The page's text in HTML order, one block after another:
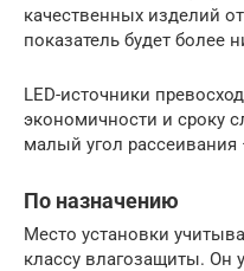
качественных изделий
показатель будет более
LED-источники
экономичности и сроку
малый угол рассеивания
По назначению
Место установки
классу влагозащиты. Он